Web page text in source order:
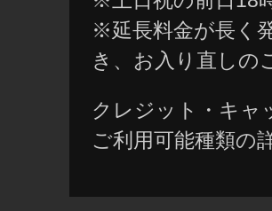
※延長料金が長く
き、お入り直しの
クレジット・キャ
ご利用可能種類の